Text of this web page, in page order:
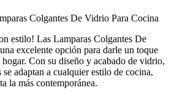
Colgantes De Vidrio Para Cocina
estilo! Las Lamparas Colgantes De
excelente opción para darle un toque
Con su diseño y acabado de vidrio,
se adaptan a cualquier estilo de cocina,
la más contemporánea.